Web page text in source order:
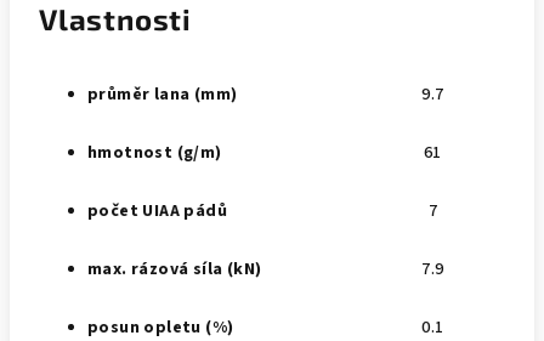
Vlastnosti
průměr lana (mm) 9.7
hmotnost (g/m) 61
počet UIAA pádů 7
max. rázová síla (kN) 7.9
posun opletu (%) 0.1